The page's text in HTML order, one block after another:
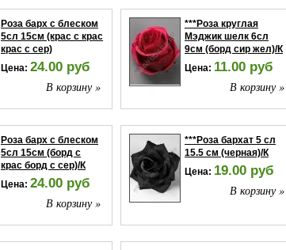
Роза барх с блеском
5сл 15см (крас с крас
крас с сер)
Цена: 24.00 руб
В корзину »
***Роза круглая
Мэджик шелк 6сл
9см (борд сир жел)/К
Цена: 11.00 руб
В корзину »
Роза барх с блеском
5сл 15см (борд с
крас борд с сер)/К
Цена: 24.00 руб
В корзину »
***Роза бархат 5 сл
15.5 см (черная)/К
Цена: 19.00 руб
В корзину »